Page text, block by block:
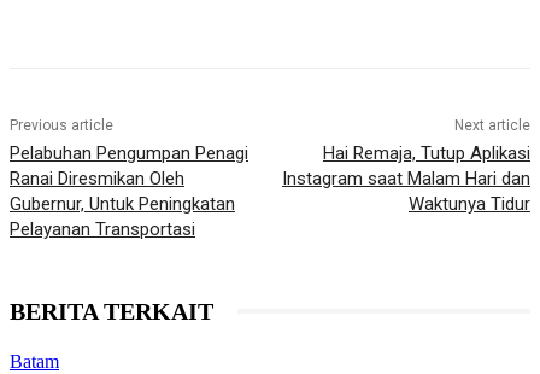
Previous article
Pelabuhan Pengumpan Penagi
Ranai Diresmikan Oleh
Gubernur, Untuk Peningkatan
Pelayanan Transportasi
Next article
Hai Remaja, Tutup Aplikasi
Instagram saat Malam Hari dan
Waktunya Tidur
BERITA TERKAIT
Batam